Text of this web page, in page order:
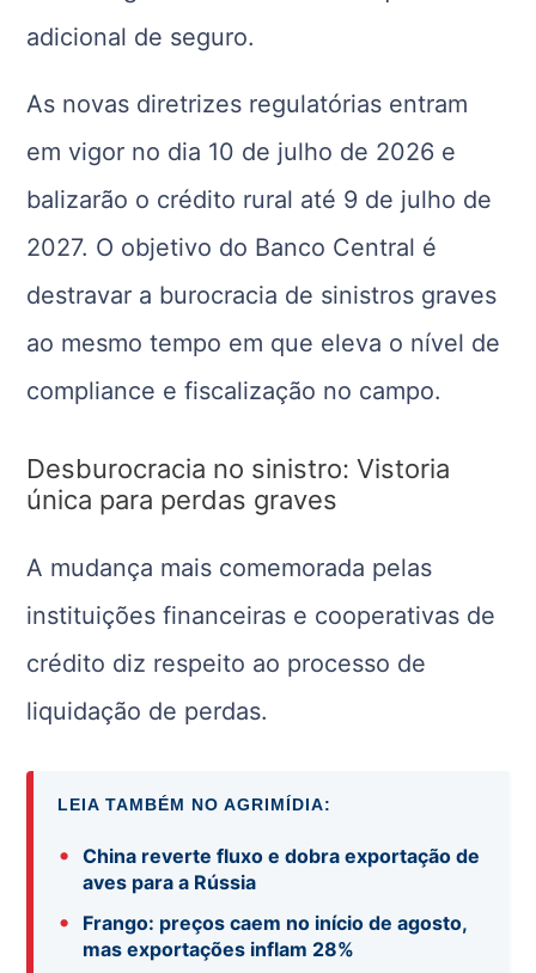
adicional de seguro.
As novas diretrizes regulatórias entram
em vigor no dia 10 de julho de 2026 e
balizarão o crédito rural até 9 de julho de
2027. O objetivo do Banco Central é
destravar a burocracia de sinistros graves
ao mesmo tempo em que eleva o nível de
compliance e fiscalização no campo.
Desburocracia no sinistro: Vistoria
única para perdas graves
A mudança mais comemorada pelas
instituições financeiras e cooperativas de
crédito diz respeito ao processo de
liquidação de perdas.
LEIA TAMBÉM NO AGRIMÍDIA:
•
China reverte fluxo e dobra exportação de
aves para a Rússia
•
Frango: preços caem no início de agosto,
mas exportações inflam 28%